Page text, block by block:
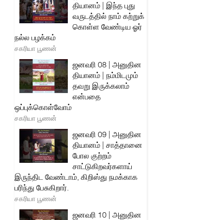
தியானம் | இந்த புது
வருடத்தில் நாம் கற்றுக்
கொள்ள வேண்டிய ஓர்
நல்ல பழக்கம்
சகரியா பூணன்
ஜனவரி 08 | அனுதின
தியானம் | நம்மிடமும்
தவறு இருக்கலாம்
என்பதை
ஒப்புக்கொள்வோம்
சகரியா பூணன்
ஜனவரி 09 | அனுதின
தியானம் | சாத்தானை
போல குற்றம்
சாட்டுகிறவர்களாய்
இருந்திட வேண்டாம், கிறிஸ்து நமக்காக
பரிந்து பேசுகிறார்.
சகரியா பூணன்
ஜனவரி 10 | அனுதின